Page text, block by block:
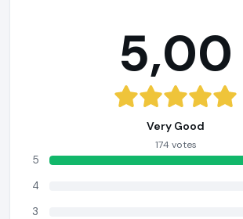
5,00
Very Good
174 votes
5
4
3